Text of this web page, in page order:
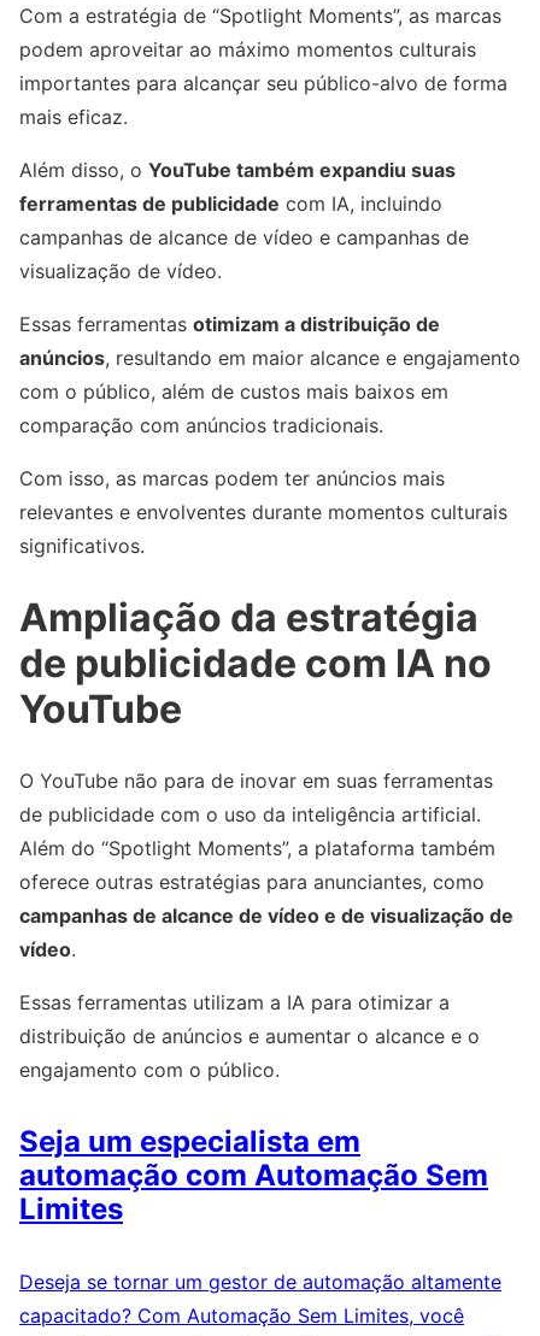
Com a estratégia de “Spotlight Moments”, as marcas
podem aproveitar ao máximo momentos culturais
importantes para alcançar seu público-alvo de forma
mais eficaz.
Além disso, o YouTube também expandiu suas
ferramentas de publicidade com IA, incluindo
campanhas de alcance de vídeo e campanhas de
visualização de vídeo.
Essas ferramentas otimizam a distribuição de
anúncios, resultando em maior alcance e engajamento
com o público, além de custos mais baixos em
comparação com anúncios tradicionais.
Com isso, as marcas podem ter anúncios mais
relevantes e envolventes durante momentos culturais
significativos.
Ampliação da estratégia
de publicidade com IA no
YouTube
O YouTube não para de inovar em suas ferramentas
de publicidade com o uso da inteligência artificial.
Além do “Spotlight Moments”, a plataforma também
oferece outras estratégias para anunciantes, como
campanhas de alcance de vídeo e de visualização de
vídeo.
Essas ferramentas utilizam a IA para otimizar a
distribuição de anúncios e aumentar o alcance e o
engajamento com o público.
Seja um especialista em
automação com Automação Sem
Limites
Deseja se tornar um gestor de automação altamente
capacitado? Com Automação Sem Limites, você